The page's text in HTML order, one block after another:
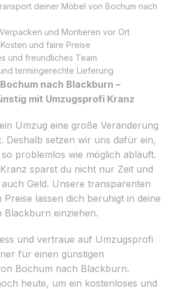
deiner Möbel von Bochum nach
und Montieren vor Ort
und faire Preise
und freundliches Team
termingerechte Lieferung
nach Blackburn –
mit Umzugsprofi Kranz
Umzug eine große Veränderung
Deshalb setzen wir uns dafür ein,
problemlos wie möglich abläuft.
sparst du nicht nur Zeit und
Geld. Unsere transparenten
Preise lassen dich beruhigt in deine
Blackburn einziehen.
und vertraue auf Umzugsprofi
für einen günstigen
Bochum nach Blackburn.
heute, um ein kostenloses und